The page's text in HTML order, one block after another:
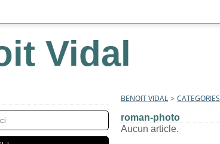
Vidal
BENOIT VIDAL > CATEGORIES
roman-photo
Aucun article.